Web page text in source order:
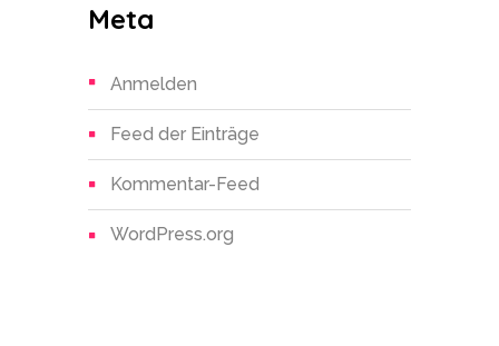
Meta
Anmelden
Feed der Einträge
Kommentar-Feed
WordPress.org